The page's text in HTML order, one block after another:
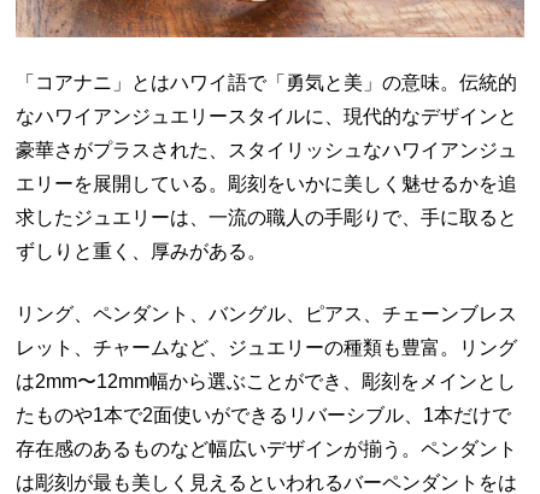
「コアナニ」とはハワイ語で「勇気と美」の意味。伝統的
なハワイアンジュエリースタイルに、現代的なデザインと
豪華さがプラスされた、スタイリッシュなハワイアンジュ
エリーを展開している。彫刻をいかに美しく魅せるかを追
求したジュエリーは、一流の職人の手彫りで、手に取ると
ずしりと重く、厚みがある。
リング、ペンダント、バングル、ピアス、チェーンブレス
レット、チャームなど、ジュエリーの種類も豊富。リング
は2mm〜12mm幅から選ぶことができ、彫刻をメインとし
たものや1本で2面使いができるリバーシブル、1本だけで
存在感のあるものなど幅広いデザインが揃う。ペンダント
は彫刻が最も美しく見えるといわれるバーペンダントをは